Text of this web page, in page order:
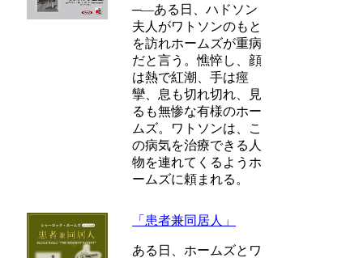
─―ある日、ハドソン
夫人がワトソンのもと
を訪れホームズが重病
だと言う。憔悴し、顔
は熱で紅潮、手は痙
攣、息も切れ切れ、見
るも無惨な有様のホー
ムズ。ワトソンは、こ
の病気を治療できる人
物を連れてくるようホ
ームズに頼まれる。
「患者兼同居人」
ある日、ホームズとワ